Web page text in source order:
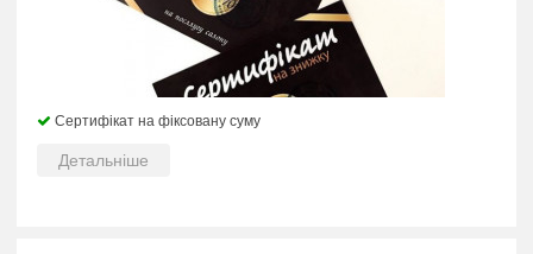
Сертифікат на фіксовану суму
Детальніше